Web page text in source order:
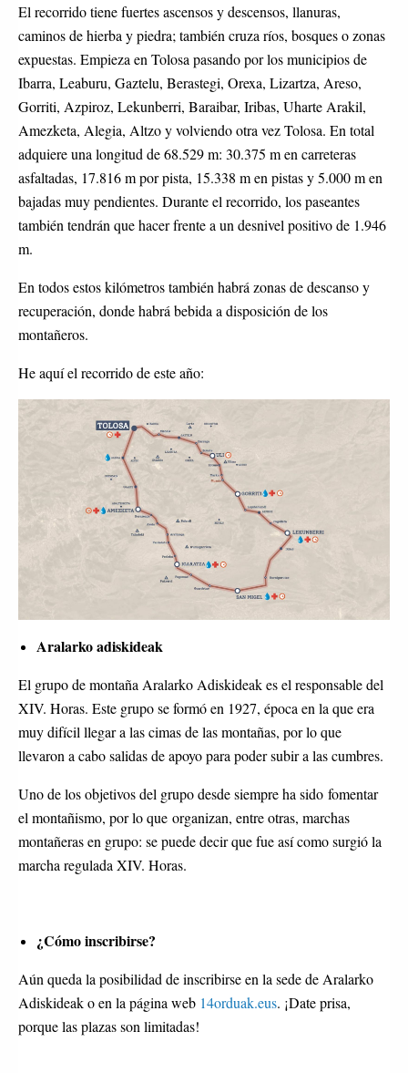
El recorrido tiene fuertes ascensos y descensos, llanuras,
caminos de hierba y piedra; también cruza ríos, bosques o zonas
expuestas. Empieza en Tolosa pasando por los municipios de
Ibarra, Leaburu, Gaztelu, Berastegi, Orexa, Lizartza, Areso,
Gorriti, Azpiroz, Lekunberri, Baraibar, Iribas, Uharte Arakil,
Amezketa, Alegia, Altzo y volviendo otra vez Tolosa. En total
adquiere una longitud de 68.529 m: 30.375 m en carreteras
asfaltadas, 17.816 m por pista, 15.338 m en pistas y 5.000 m en
bajadas muy pendientes. Durante el recorrido, los paseantes
también tendrán que hacer frente a un desnivel positivo de 1.946
m.
En todos estos kilómetros también habrá zonas de descanso y
recuperación, donde habrá bebida a disposición de los
montañeros.
He aquí el recorrido de este año:
Aralarko adiskideak
El grupo de montaña Aralarko Adiskideak es el responsable del
XIV. Horas. Este grupo se formó en 1927, época en la que era
muy difícil llegar a las cimas de las montañas, por lo que
llevaron a cabo salidas de apoyo para poder subir a las cumbres.
Uno de los objetivos del grupo desde siempre ha sido fomentar
el montañismo, por lo que organizan, entre otras, marchas
montañeras en grupo: se puede decir que fue así como surgió la
marcha regulada XIV. Horas.
¿Cómo inscribirse?
Aún queda la posibilidad de inscribirse en la sede de Aralarko
Adiskideak o en la página web 14orduak.eus. ¡Date prisa,
porque las plazas son limitadas!